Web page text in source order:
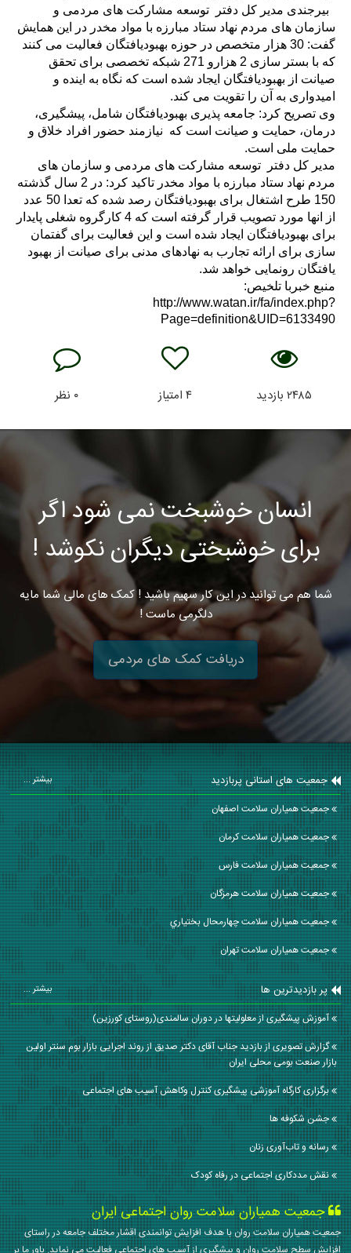
بیرجندی مدیر کل دفتر توسعه مشارکت های مردمی و
سازمان های مردم نهاد ستاد مبارزه با مواد مخدر در این همایش
گفت: 30 هزار متخصص در حوزه بهبودیافتگان فعالیت می کنند
که با بستر سازی 2 هزارو 271 شبکه تخصصی برای تحقق
صیانت از بهبودیافتگان ایجاد شده است که نگاه به اینده و
امیدواری به آن را تقویت می کند.
وی تصریح کرد: جامعه پذیری بهبودیافتگان شامل، پیشگیری،
درمان، حمایت و صیانت است که نیازمند حضور افراد خلاق و
حمایت ملی است.
مدیر کل دفتر توسعه مشارکت های مردمی و سازمان های
مردم نهاد ستاد مبارزه با مواد مخدر تاکید کرد: در 2 سال گذشته
150 طرح اشتغال برای بهبودیافتگان رصد شده که تعدا 50 عدد
از انها مورد تصویب قرار گرفته است که 4 کارگروه شغلی پایدار
برای بهبودیافتگان ایجاد شده است و این فعالیت برای گفتمان
سازی برای ارائه تجارب به نهادهای مدنی برای صیانت از بهبود
یافتگان رونمایی خواهد شد.
منبع خبربا تلخیص:
http://www.watan.ir/fa/index.php?
Page=definition&UID=6133490
۲۴۸۵بازدید ۴امتیاز ۰ نظر
انسان خوشبخت نمی شود اگر
برای خوشبختی دیگران نکوشد !
شما هم می توانید در این کار سهیم باشید ! کمک های مالی شما مایه
دلگرمی ماست !
دریافت کمک های مردمی
جمعیت های استانی پربازدید بیشتر ...
جمعیت همیاران سلامت اصفهان
جمعیت همیاران سلامت كرمان
جمعیت همیاران سلامت فارس
جمعیت همیاران سلامت هرمزگان
جمعیت همیاران سلامت چهارمحال بختياري
جمعیت همیاران سلامت تهران
پر بازدیدترین ها بیشتر ...
آموزش پیشگیری از معلولیتها در دوران سالمندی(روستای کورزین)
گزارش تصویری از بازدید جناب آقای دکتر صدیق از روند اجرایی بازار بوم سنتر اولین
بازار صنعت بومی محلی ایران
برگزاری کارگاه آموزشی پیشگیری کنترل وکاهش آسیب های اجتماعی
جشن شکوفه ها
رسانه و تاب‌آوری زنان
نقش مددکاری اجتماعی در رفاه کودک
جمعیت همیاران سلامت روان اجتماعی ایران
جمعیت همیاران سلامت روان با هدف افزایش توانمندی اقشار مختلف جامعه در راستای
افزایش سطح سلامت روان و پیشگیری از آسیب های اجتماعی فعالیت می نماید. باور ما بر